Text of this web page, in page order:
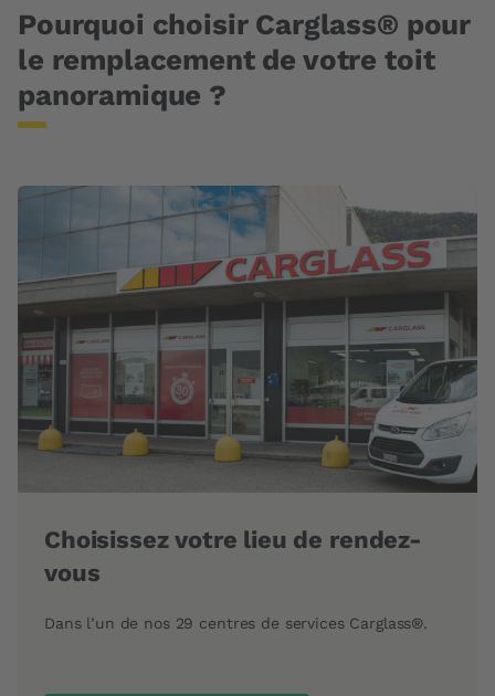
Pourquoi choisir Carglass® pour
le remplacement de votre toit
panoramique ?
Choisissez votre lieu de rendez-
vous
Dans l’un de nos 29 centres de services Carglass®.